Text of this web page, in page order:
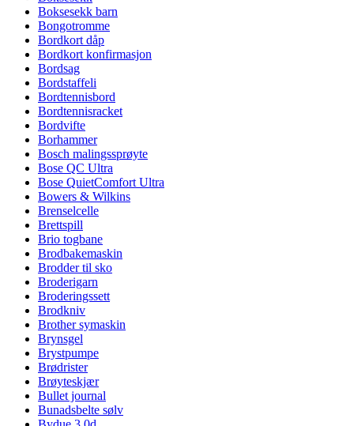
Boksesekk barn
Bongotromme
Bordkort dåp
Bordkort konfirmasjon
Bordsag
Bordstaffeli
Bordtennisbord
Bordtennisracket
Bordvifte
Borhammer
Bosch malingssprøyte
Bose QC Ultra
Bose QuietComfort Ultra
Bowers & Wilkins
Brenselcelle
Brettspill
Brio togbane
Brodbakemaskin
Brodder til sko
Broderigarn
Broderingssett
Brodkniv
Brother symaskin
Brynsgel
Brystpumpe
Brødrister
Brøyteskjær
Bullet journal
Bunadsbelte sølv